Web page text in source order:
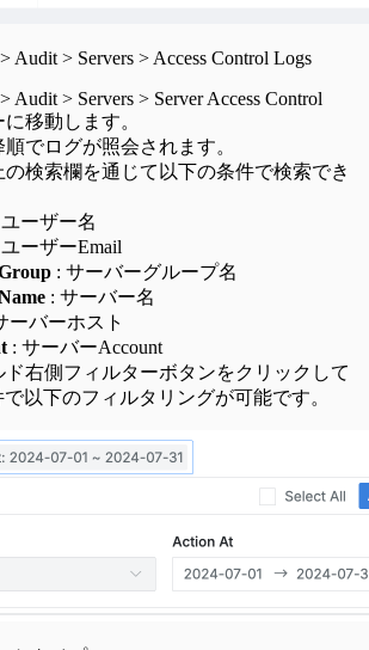
Audit > Servers > Access Control Logs
Audit > Servers > Server Access Control
移動します。
でログが照会されます。
の検索欄を通じて以下の条件で検索でき
ーザー名
ーザーEmail
: サーバーグループ名
: サーバー名
ーバーホスト
: サーバーAccount
右側フィルターボタンをクリックして
以下のフィルタリングが可能です。